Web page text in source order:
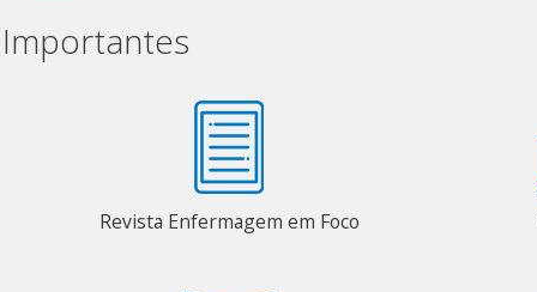
Importantes
Revista Enfermagem em Foco